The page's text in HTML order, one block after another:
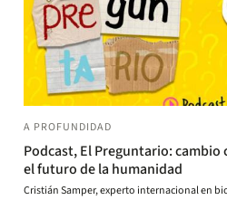
A PROFUNDIDAD
Podcast, El Preguntario:
el futuro de la humanidad
Cristián Samper, experto internacional en